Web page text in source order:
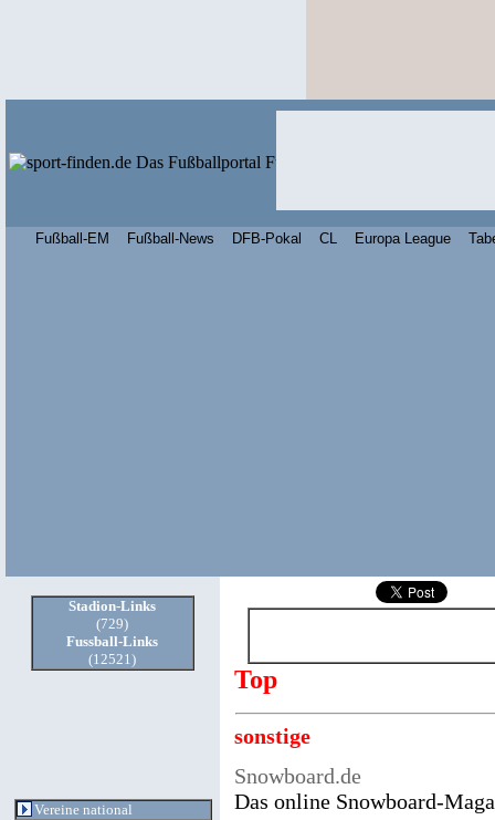
Fußball-EM Fußball-News DFB-Pokal CL Europa League
Stadion-Links
(729)
Fussball-Links
(12521)
Vereine national
Top
sonstige
Snowboard.de
Das online Snowboard-